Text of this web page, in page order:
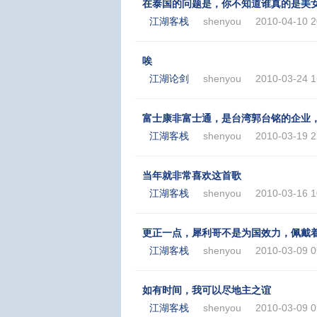
在泰国的问题是，你不知道谁真的是美
江湖客栈
shenyou 2010-04-10
唉
江湖论剑
shenyou 2010-03-24
富士康非富士通，是台湾郭台铭的企业
江湖客栈
shenyou 2010-03-19
当年就非常喜欢这首歌
江湖客栈
shenyou 2010-03-16
更正一点，犀利哥不是为国效力，佩戴
江湖客栈
shenyou 2010-03-09
如有时间，我可以尽地主之谊
江湖客栈
shenyou 2010-03-09